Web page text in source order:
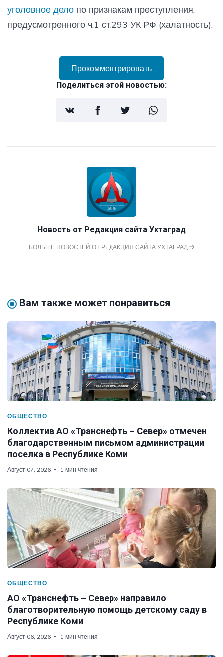
уголовное дело по признакам преступления,
предусмотренного ч.1 ст.293 УК РФ (халатность).
Прокомментрировать
Поделиться этой новостью:
Новость от Редакция сайта Ухтаград
БОЛЬШЕ НОВОСТЕЙ ОТ РЕДАКЦИЯ САЙТА УХТАГРАД
Вам также может понравиться
ОБЩЕСТВО
Коллектив АО «Транснефть – Север» отмечен
благодарственным письмом администрации
поселка в Республике Коми
Август 07, 2026 1 мин чтения
ОБЩЕСТВО
АО «Транснефть – Север» направило
благотворительную помощь детскому саду в
Республике Коми
Август 06, 2026 1 мин чтения